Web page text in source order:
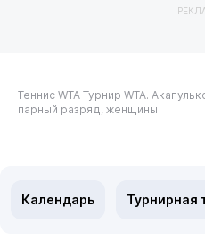
Теннис WTA Турнир WTA.
парный разряд, женщины
Календарь Турнирная